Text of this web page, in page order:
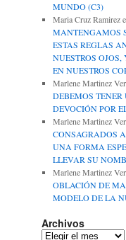
MUNDO (C3)
Maria Cruz Ramirez
MANTENGAMOS
ESTAS REGLAS
NUESTROS
EN NUESTROS
Marlene Martinez
DEBEMOS
DEVOCIÓN POR
Marlene Martinez
CONSAGRADOS
UNA FORMA
LLEVAR SU
Marlene Martinez
OBLACIÓN DE
MODELO DE LA
Archivos
Archivos